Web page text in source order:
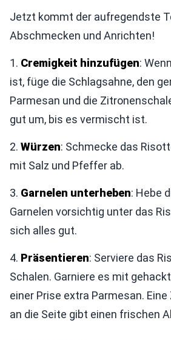
Jetzt kommt der aufregendste
Abschmecken und Anrichten!
1. Cremigkeit hinzufügen:
ist, füge die Schlagsahne, den
Parmesan und die
gut um, bis es vermischt ist.
2. Würzen: Schmecke das
mit Salz und Pfeffer ab.
3. Garnelen unterheben: Hebe
Garnelen vorsichtig unter das
sich alles gut.
4. Präsentieren: Serviere das
Schalen. Garniere es mit
einer Prise extra Parmesan.
an die Seite gibt einen frischen